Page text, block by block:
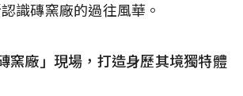
識磚窯廠的過往風華。
窯廠」現場，打造身歷其境獨特體